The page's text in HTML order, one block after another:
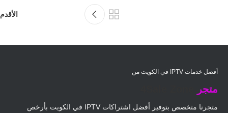
الأقدم
أفضل خدمات IPTV في الكويت من
متجر
متجرنا متخصص بتوفير أفضل اشتراكات IPTV في الكويت بأرخص